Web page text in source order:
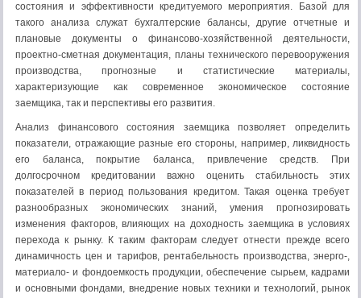
состояния и эффективности кредитуемого мероприятия. Базой для
такого анализа служат бухгалтерские балансы, другие отчетные и
плановые документы о финансово-хозяйственной деятельности,
проектно-сметная документация, планы технического перевооружения
производства, прогнозные и статистические материалы,
характеризующие как современное экономическое состояние
заемщика, так и перспективы его развития.
Анализ финансового состояния заемщика позволяет определить
показатели, отражающие разные его стороны, например, ликвидность
его баланса, покрытие баланса, привлечение средств. При
долгосрочном кредитовании важно оценить стабильность этих
показателей в период пользования кредитом. Такая оценка требует
разнообразных экономических знаний, умения прогнозировать
изменения факторов, влияющих на доходность заемщика в условиях
перехода к рынку. К таким факторам следует отнести прежде всего
динамичность цен и тарифов, рентабельность производства, энерго-,
материало- и фондоемкость продукции, обеспечение сырьем, кадрами
и основными фондами, внедрение новых техники и технологий, рынок